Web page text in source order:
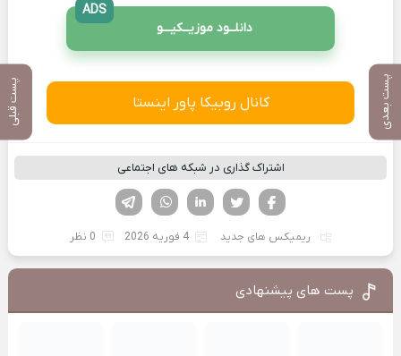
پست بعدی پست قبلی
دانلــود موزیــکیـــو
ADS
کانال روبیکا پاور اینستا
اشتراک گذاری در شبکه های اجتماعی
لینکدین تویتر
فیسوک
ریمیکس های جدید 4 فوریه 2026 0 نظر
پست های پیشنهادی